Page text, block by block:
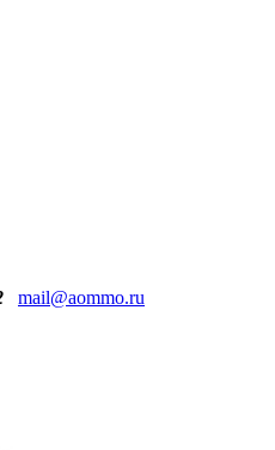
mail@aommo.ru